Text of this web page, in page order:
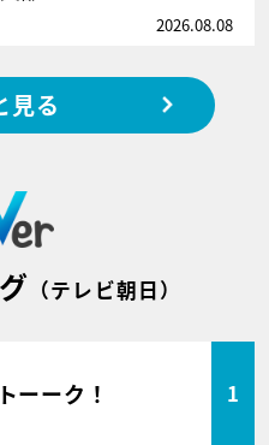
2026.08.08
見る
（テレビ朝日）
ーーク！ 1